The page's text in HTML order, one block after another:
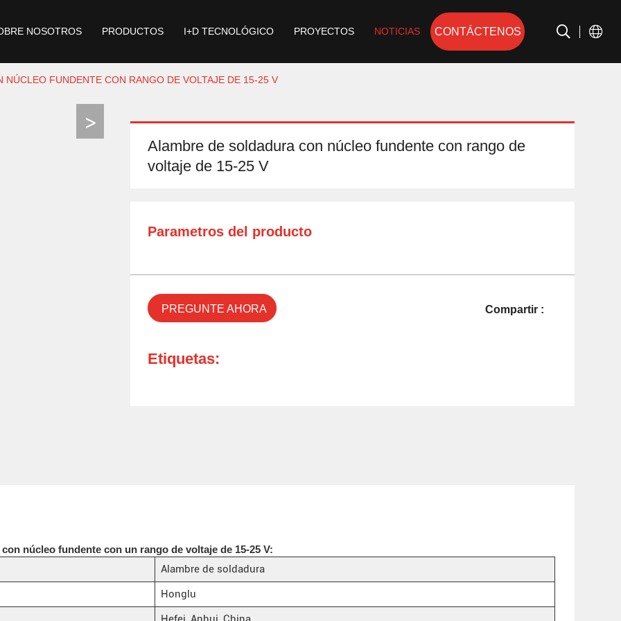
NOSOTROS PRODUCTOS I+D TECNOLÓGICO PROYECTOS NOTICIAS CONTÁCTENOS
NÚCLEO FUNDENTE CON RANGO DE VOLTAJE DE 15-25 V
Alambre de soldadura con núcleo fundente con rango de
voltaje de 15-25 V
Parametros del producto
PREGUNTE AHORA Compartir :
Etiquetas:
núcleo fundente con un rango de voltaje de 15-25 V:
Alambre de soldadura
Honglu